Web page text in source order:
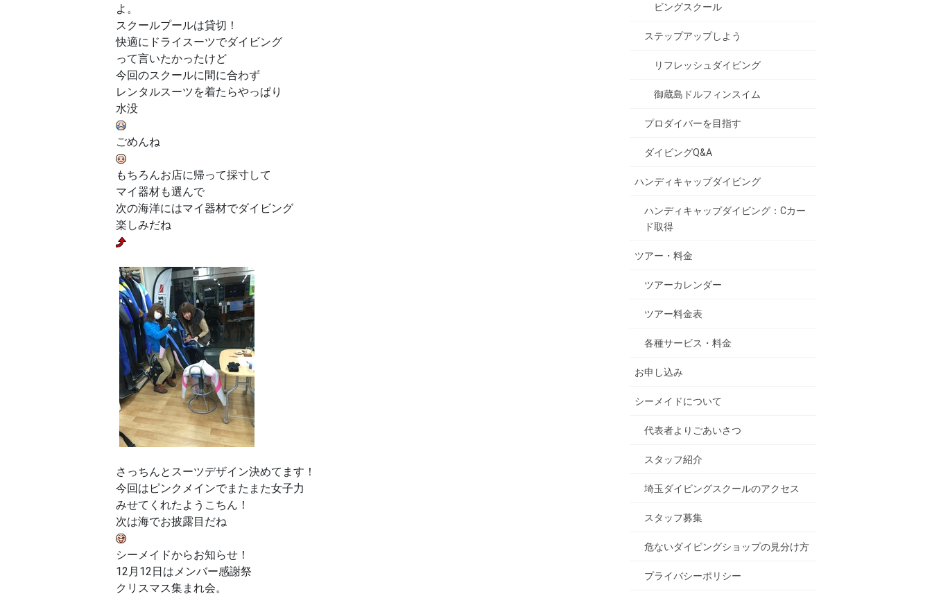
よ。
スクールプールは貸切！
快適にドライスーツでダイビング
って言いたかったけど
今回のスクールに間に合わず
レンタルスーツを着たらやっぱり
水没
ごめんね
もちろんお店に帰って採寸して
マイ器材も選んで
次の海洋にはマイ器材でダイビング
楽しみだね
さっちんとスーツデザイン決めてます！
今回はピンクメインでまたまた女子力
みせてくれたようこちん！
次は海でお披露目だね
シーメイドからお知らせ！
12月12日はメンバー感謝祭
クリスマス集まれ会。
ビングスクール
ステップアップしよう
リフレッシュダイビング
御蔵島ドルフィンスイム
プロダイバーを目指す
ダイビングQ&A
ハンディキャップダイビング
ハンディキャップダイビング：Cカー
ド取得
ツアー・料金
ツアーカレンダー
ツアー料金表
各種サービス・料金
お申し込み
シーメイドについて
代表者よりごあいさつ
スタッフ紹介
埼玉ダイビングスクールのアクセス
スタッフ募集
危ないダイビングショップの見分け方
プライバシーポリシー